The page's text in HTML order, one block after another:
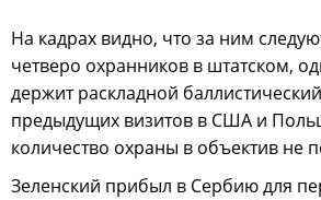
На кадрах видно, что за ним
четверо охранников в штатском,
держит раскладной
предыдущих визитов в США и
количество охраны в объектив не
Зеленский прибыл в Сербию для